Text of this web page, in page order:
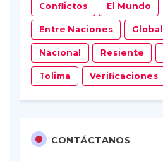
Conflictos El Mundo
Entre Naciones Global
Nacional Resiente
Tolima Verificaciones
CONTÁCTANOS